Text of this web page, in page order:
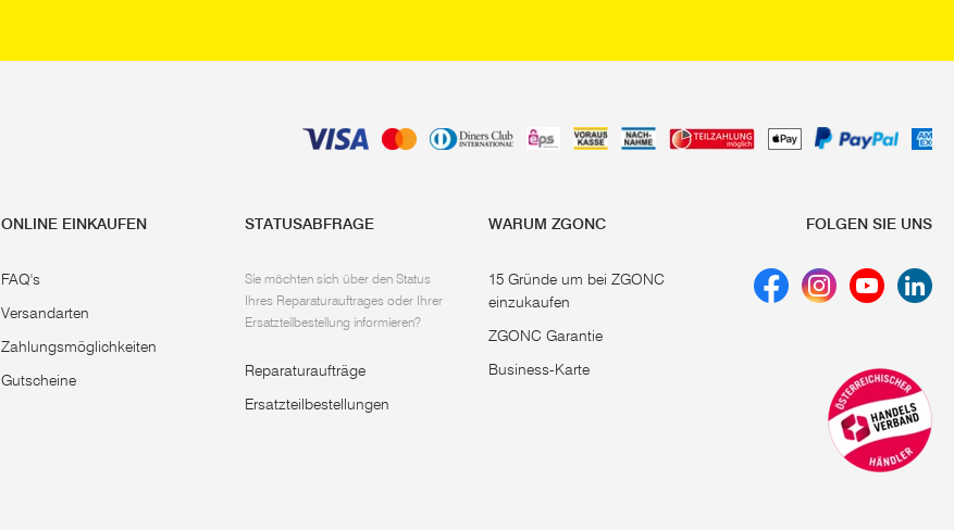
ONLINE EINKAUFEN
FAQ's
Versandarten
Zahlungsmöglichkeiten
Gutscheine
STATUSABFRAGE
Sie möchten sich über den Status
Ihres Reparaturauftrages oder Ihrer
Ersatzteilbestellung informieren?
Reparaturaufträge
Ersatzteilbestellungen
WARUM ZGONC
15 Gründe um bei ZGONC
einzukaufen
ZGONC Garantie
Business-Karte
FOLGEN SIE UNS